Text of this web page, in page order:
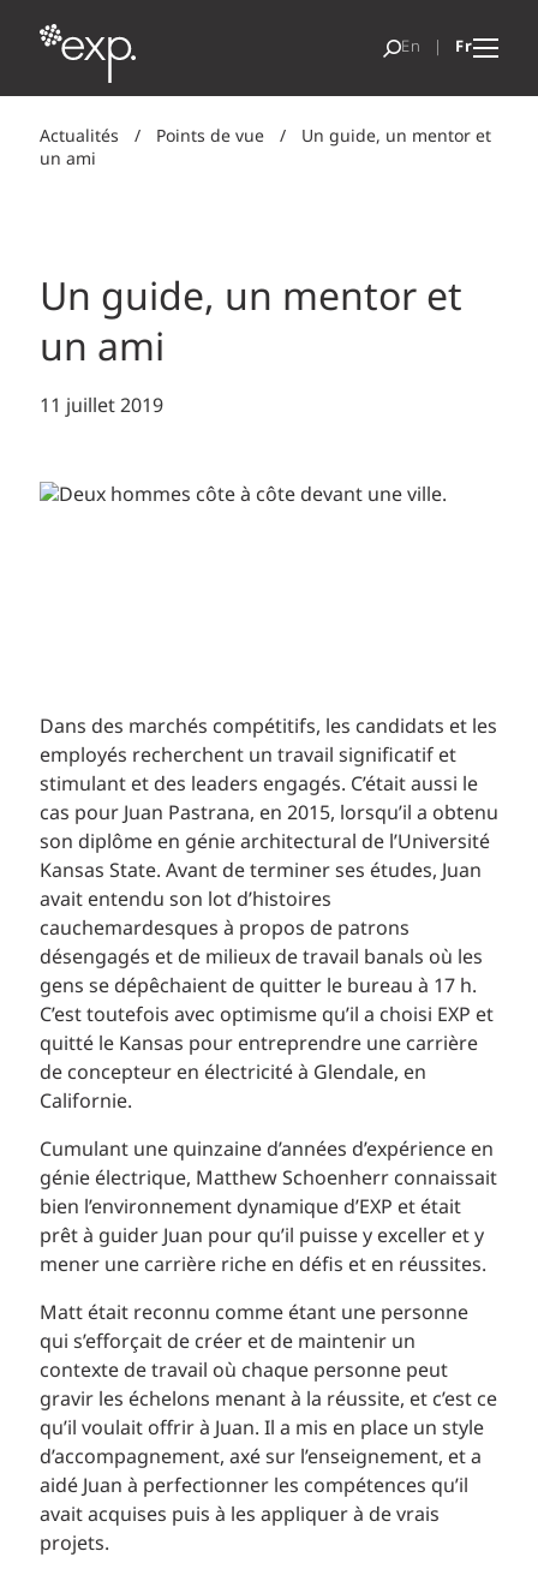
Actualités / Points de vue /
Un guide, un mentor et
un ami
Un guide, un mentor et
un ami
11 juillet 2019
Dans des marchés compétitifs, les candidats et les
employés recherchent un travail significatif et
stimulant et des leaders engagés. C’était aussi le
cas pour Juan Pastrana, en 2015, lorsqu’il a obtenu
son diplôme en génie architectural de l’Université
Kansas State. Avant de terminer ses études, Juan
avait entendu son lot d’histoires
cauchemardesques à propos de patrons
désengagés et de milieux de travail banals où les
gens se dépêchaient de quitter le bureau à 17 h.
C’est toutefois avec optimisme qu’il a choisi EXP et
quitté le Kansas pour entreprendre une carrière
de concepteur en électricité à Glendale, en
Californie.
Cumulant une quinzaine d’années d’expérience en
génie électrique, Matthew Schoenherr connaissait
bien l’environnement dynamique d’EXP et était
prêt à guider Juan pour qu’il puisse y exceller et y
mener une carrière riche en défis et en réussites.
Matt était reconnu comme étant une personne
qui s’efforçait de créer et de maintenir un
contexte de travail où chaque personne peut
gravir les échelons menant à la réussite, et c’est ce
qu’il voulait offrir à Juan. Il a mis en place un style
d’accompagnement, axé sur l’enseignement, et a
aidé Juan à perfectionner les compétences qu’il
avait acquises puis à les appliquer à de vrais
projets.